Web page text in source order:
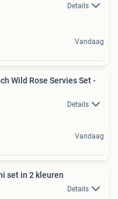
Details
Vandaag
Wild Rose Servies Set -
Details
Vandaag
7 delige Sushi set in 2 kleuren
Details